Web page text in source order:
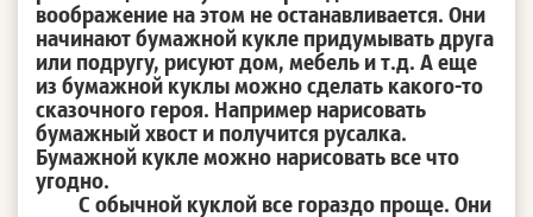
воображение на этом не останавливается. Они
начинают бумажной кукле придумывать друга
или подругу, рисуют дом, мебель и т.д. А еще
из бумажной куклы можно сделать какого-то
сказочного героя. Например нарисовать
бумажный хвост и получится русалка.
Бумажной кукле можно нарисовать все что
угодно.
С обычной куклой все гораздо проще. Они